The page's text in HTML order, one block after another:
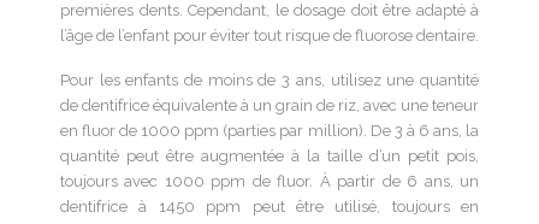
premières dents. Cependant, le dosage doit être adapté à
l’âge de l’enfant pour éviter tout risque de fluorose dentaire.
Pour les enfants de moins de 3 ans, utilisez une quantité
de dentifrice équivalente à un grain de riz, avec une teneur
en fluor de 1000 ppm (parties par million). De 3 à 6 ans, la
quantité peut être augmentée à la taille d’un petit pois,
toujours avec 1000 ppm de fluor. À partir de 6 ans, un
dentifrice à 1450 ppm peut être utilisé, toujours en